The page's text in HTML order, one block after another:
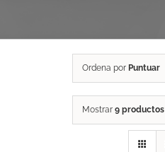
Ordena por Puntuar
Mostrar 9 productos